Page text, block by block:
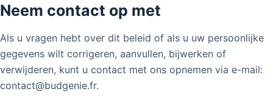
Neem contact op met
Als u vragen hebt over dit beleid of als u uw persoonlijke
gegevens wilt corrigeren, aanvullen, bijwerken of
verwijderen, kunt u contact met ons opnemen via e-mail:
contact@budgenie.fr.